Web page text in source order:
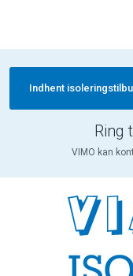
Indhent
Ring
VIMO kan